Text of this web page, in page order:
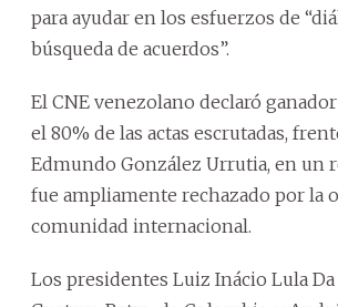
para ayudar en los esfuerzos de
búsqueda de acuerdos”.
El CNE venezolano declaró
el 80% de las actas escrutadas,
Edmundo González Urrutia, en un
fue ampliamente rechazado por la
comunidad internacional.
Los presidentes Luiz Inácio Lula Da